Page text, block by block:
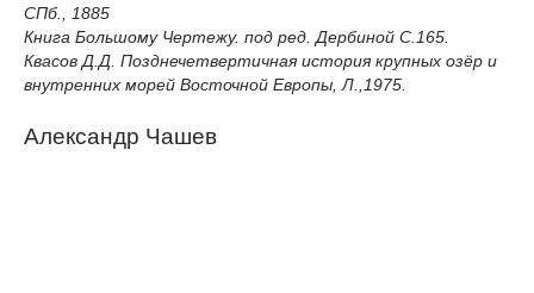
СПб., 1885
Книга Большому Чертежу. под ред. Дербиной С.165.
Квасов Д.Д. Позднечетвертичная история крупных озёр и
внутренних морей Восточной Европы, Л.,1975.
Александр Чашев